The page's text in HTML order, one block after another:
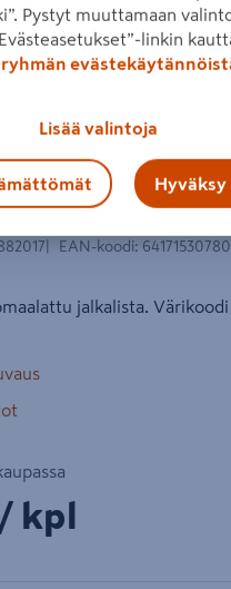
kuvaa sormilla
12x42x3200mm
EAN-koodi:
jalkalista. Värikoodi
/ kpl
Pystyt muuttamaan
linkin
Lisää valintoja
Hyväksy